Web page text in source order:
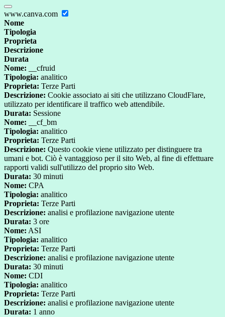
www.canva.com
Nome
Tipologia
Proprieta
Descrizione
Durata
Nome: __cfruid
Tipologia: analitico
Proprieta: Terze Parti
Descrizione: Cookie associato ai siti che utilizzano CloudFlare,
utilizzato per identificare il traffico web attendibile.
Durata: Sessione
Nome: __cf_bm
Tipologia: analitico
Proprieta: Terze Parti
Descrizione: Questo cookie viene utilizzato per distinguere tra
umani e bot. Ciò è vantaggioso per il sito Web, al fine di effettuare
rapporti validi sull'utilizzo del proprio sito Web.
Durata: 30 minuti
Nome: CPA
Tipologia: analitico
Proprieta: Terze Parti
Descrizione: analisi e profilazione navigazione utente
Durata: 3 ore
Nome: ASI
Tipologia: analitico
Proprieta: Terze Parti
Descrizione: analisi e profilazione navigazione utente
Durata: 30 minuti
Nome: CDI
Tipologia: analitico
Proprieta: Terze Parti
Descrizione: analisi e profilazione navigazione utente
Durata: 1 anno